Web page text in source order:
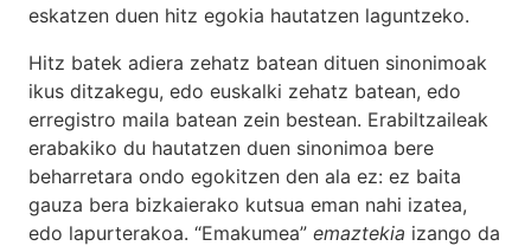
eskatzen duen hitz egokia hautatzen laguntzeko.
Hitz batek adiera zehatz batean dituen sinonimoak
ikus ditzakegu, edo euskalki zehatz batean, edo
erregistro maila batean zein bestean. Erabiltzaileak
erabakiko du hautatzen duen sinonimoa bere
beharretara ondo egokitzen den ala ez: ez baita
gauza bera bizkaierako kutsua eman nahi izatea,
edo lapurterakoa. “Emakumea” emaztekia izango da